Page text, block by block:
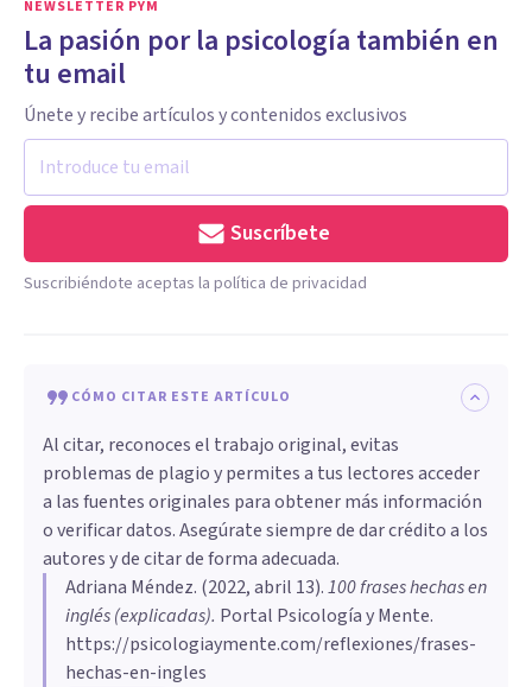
NEWSLETTER PYM
La pasión por la psicología también en
tu email
Únete y recibe artículos y contenidos exclusivos
Suscríbete
Suscribiéndote aceptas la política de privacidad
CÓMO CITAR ESTE ARTÍCULO
Al citar, reconoces el trabajo original, evitas
problemas de plagio y permites a tus lectores acceder
a las fuentes originales para obtener más información
o verificar datos. Asegúrate siempre de dar crédito a los
autores y de citar de forma adecuada.
Adriana Méndez. (2022, abril 13).100 frases hechas en
inglés (explicadas). Portal Psicología y Mente.
https://psicologiaymente.com/reflexiones/frases-
hechas-en-ingles